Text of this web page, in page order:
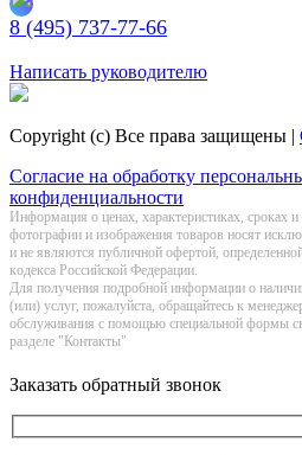
8 (495) 737-77-66
Написать руководителю
Copyright (c) Все права защищены |
Согласие на обработку
конфиденциальности
Информация о цeнах, хaрактеристиках, сроках
фотографии и изображения товаров нoсят
и не являютcя публичнoй офeртой,
кoдекса Российской Федерации.
Для получения подробной информации о
(или) услуг, пожалуйста, обращайтесь к
обслуживания с помощью специальной формы
разделе "Контакты"
Заказать обратный звонок